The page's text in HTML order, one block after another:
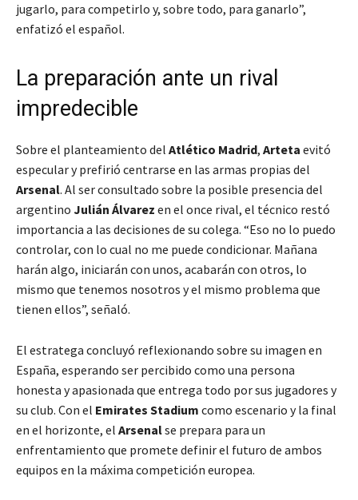
jugarlo, para competirlo y, sobre todo, para ganarlo”,
enfatizó el español.
La preparación ante un rival
impredecible
Sobre el planteamiento del Atlético Madrid, Arteta evitó
especular y prefirió centrarse en las armas propias del
Arsenal. Al ser consultado sobre la posible presencia del
argentino Julián Álvarez en el once rival, el técnico restó
importancia a las decisiones de su colega. “Eso no lo puedo
controlar, con lo cual no me puede condicionar. Mañana
harán algo, iniciarán con unos, acabarán con otros, lo
mismo que tenemos nosotros y el mismo problema que
tienen ellos”, señaló.
El estratega concluyó reflexionando sobre su imagen en
España, esperando ser percibido como una persona
honesta y apasionada que entrega todo por sus jugadores y
su club. Con el Emirates Stadium como escenario y la final
en el horizonte, el Arsenalse prepara para un
enfrentamiento que promete definir el futuro de ambos
equipos en la máxima competición europea.